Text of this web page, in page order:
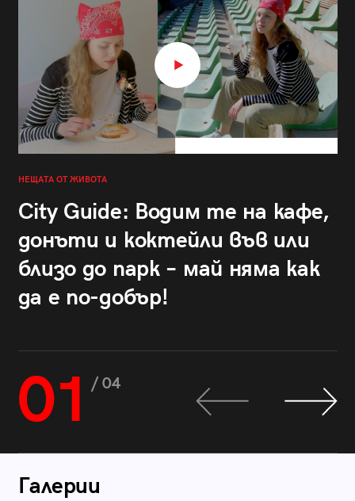
НЕЩАТА ОТ ЖИВОТА
City Guide: Водим те на кафе,
донъти и коктейли във или
близо до парк – май няма как
да е по-добър!
01 / 04
Галерии